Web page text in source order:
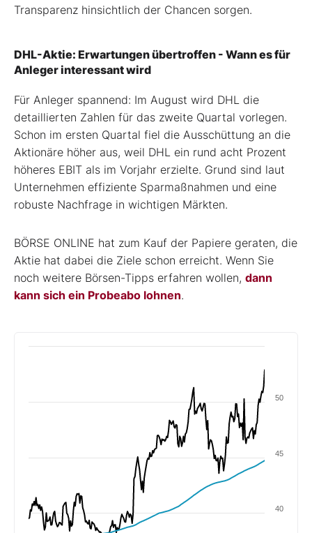
Transparenz hinsichtlich der Chancen sorgen.
DHL-Aktie: Erwartungen übertroffen - Wann es für
Anleger interessant wird
Für Anleger spannend: Im August wird DHL die
detaillierten Zahlen für das zweite Quartal vorlegen.
Schon im ersten Quartal fiel die Ausschüttung an die
Aktionäre höher aus, weil DHL ein rund acht Prozent
höheres EBIT als im Vorjahr erzielte. Grund sind laut
Unternehmen effiziente Sparmaßnahmen und eine
robuste Nachfrage in wichtigen Märkten.
BÖRSE ONLINE hat zum Kauf der Papiere geraten, die
Aktie hat dabei die Ziele schon erreicht. Wenn Sie
noch weitere Börsen-Tipps erfahren wollen, dann
kann sich ein Probeabo lohnen.
40
45
50